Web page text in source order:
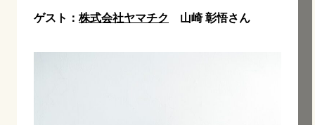
ゲスト： 株式会社ヤマチク 山崎 彰悟さん